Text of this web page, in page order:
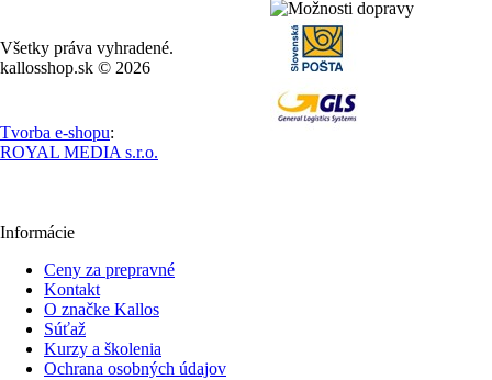
Všetky práva vyhradené.
kallosshop.sk © 2026
Tvorba e-shopu:
ROYAL MEDIA s.r.o.
Informácie
Ceny za prepravné
Kontakt
O značke Kallos
Súťaž
Kurzy a školenia
Ochrana osobných údajov